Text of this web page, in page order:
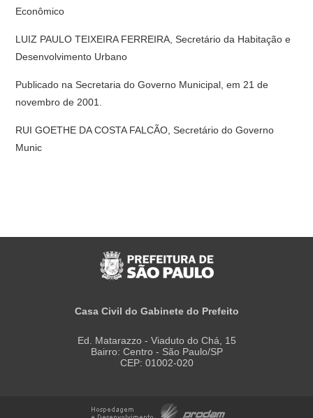
Econômico
LUIZ PAULO TEIXEIRA FERREIRA, Secretário da Habitação e
Desenvolvimento Urbano
Publicado na Secretaria do Governo Municipal, em 21 de
novembro de 2001.
RUI GOETHE DA COSTA FALCÃO, Secretário do Governo
Munic
Casa Civil do Gabinete do Prefeito
Ed. Matarazzo - Viaduto do Chá, 15
Bairro: Centro - São Paulo/SP
CEP: 01002-020